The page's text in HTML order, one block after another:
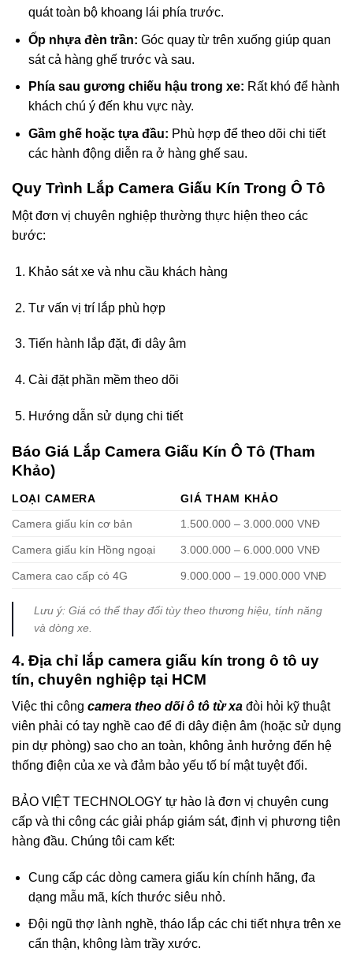
quát toàn bộ khoang lái phía trước.
Ốp nhựa đèn trần: Góc quay từ trên xuống giúp quan
sát cả hàng ghế trước và sau.
Phía sau gương chiếu hậu trong xe: Rất khó để hành
khách chú ý đến khu vực này.
Gầm ghế hoặc tựa đầu: Phù hợp để theo dõi chi tiết
các hành động diễn ra ở hàng ghế sau.
Quy Trình Lắp Camera Giấu Kín Trong Ô Tô
Một đơn vị chuyên nghiệp thường thực hiện theo các
bước:
Khảo sát xe và nhu cầu khách hàng
Tư vấn vị trí lắp phù hợp
Tiến hành lắp đặt, đi dây âm
Cài đặt phần mềm theo dõi
Hướng dẫn sử dụng chi tiết
Báo Giá Lắp Camera Giấu Kín Ô Tô (Tham
Khảo)
LOẠI CAMERA
GIÁ THAM KHẢO
Camera giấu kín cơ bản
1.500.000 – 3.000.000 VNĐ
Camera giấu kín Hồng ngoại 3.000.000 – 6.000.000 VNĐ
Camera cao cấp có 4G 9.000.000 – 19.000.000 VNĐ
Lưu ý: Giá có thể thay đổi tùy theo thương hiệu, tính năng
và dòng xe.
4. Địa chỉ lắp camera giấu kín trong ô tô uy
tín, chuyên nghiệp tại HCM
Việc thi công camera theo dõi ô tô từ xa đòi hỏi kỹ thuật
viên phải có tay nghề cao để đi dây điện âm (hoặc sử dụng
pin dự phòng) sao cho an toàn, không ảnh hưởng đến hệ
thống điện của xe và đảm bảo yếu tố bí mật tuyệt đối.
BẢO VIỆT TECHNOLOGY tự hào là đơn vị chuyên cung
cấp và thi công các giải pháp giám sát, định vị phương tiện
hàng đầu. Chúng tôi cam kết:
Cung cấp các dòng camera giấu kín chính hãng, đa
dạng mẫu mã, kích thước siêu nhỏ.
Đội ngũ thợ lành nghề, tháo lắp các chi tiết nhựa trên xe
cẩn thận, không làm trầy xước.